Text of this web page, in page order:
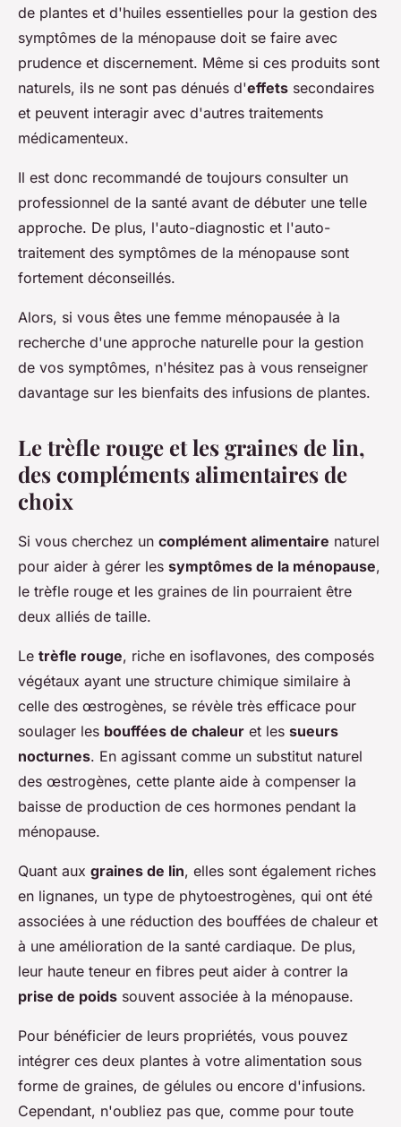
de plantes et d'huiles essentielles pour la gestion des
symptômes de la ménopause doit se faire avec
prudence et discernement. Même si ces produits sont
naturels, ils ne sont pas dénués d'effets secondaires
et peuvent interagir avec d'autres traitements
médicamenteux.
Il est donc recommandé de toujours consulter un
professionnel de la santé avant de débuter une telle
approche. De plus, l'auto-diagnostic et l'auto-
traitement des symptômes de la ménopause sont
fortement déconseillés.
Alors, si vous êtes une femme ménopausée à la
recherche d'une approche naturelle pour la gestion
de vos symptômes, n'hésitez pas à vous renseigner
davantage sur les bienfaits des infusions de plantes.
Le trèfle rouge et les graines de lin,
des compléments alimentaires de
choix
Si vous cherchez un complément alimentaire naturel
pour aider à gérer les symptômes de la ménopause,
le trèfle rouge et les graines de lin pourraient être
deux alliés de taille.
Le trèfle rouge, riche en isoflavones, des composés
végétaux ayant une structure chimique similaire à
celle des œstrogènes, se révèle très efficace pour
soulager les bouffées de chaleur et les sueurs
nocturnes. En agissant comme un substitut naturel
des œstrogènes, cette plante aide à compenser la
baisse de production de ces hormones pendant la
ménopause.
Quant aux graines de lin, elles sont également riches
en lignanes, un type de phytoestrogènes, qui ont été
associées à une réduction des bouffées de chaleur et
à une amélioration de la santé cardiaque. De plus,
leur haute teneur en fibres peut aider à contrer la
prise de poids souvent associée à la ménopause.
Pour bénéficier de leurs propriétés, vous pouvez
intégrer ces deux plantes à votre alimentation sous
forme de graines, de gélules ou encore d'infusions.
Cependant, n'oubliez pas que, comme pour toute